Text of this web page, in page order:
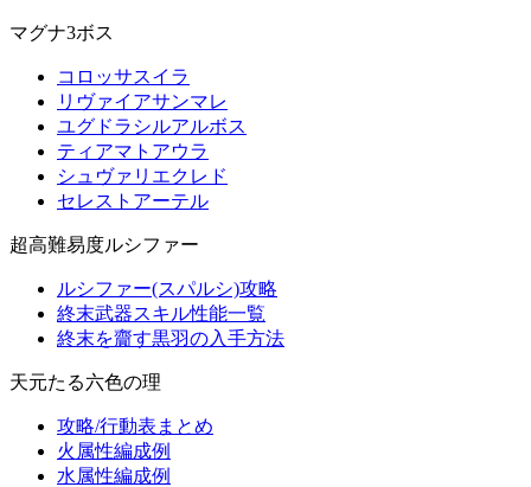
マグナ3ボス
コロッサスイラ
リヴァイアサンマレ
ユグドラシルアルボス
ティアマトアウラ
シュヴァリエクレド
セレストアーテル
超高難易度ルシファー
ルシファー(スパルシ)攻略
終末武器スキル性能一覧
終末を齎す黒羽の入手方法
天元たる六色の理
攻略/行動表まとめ
火属性編成例
水属性編成例